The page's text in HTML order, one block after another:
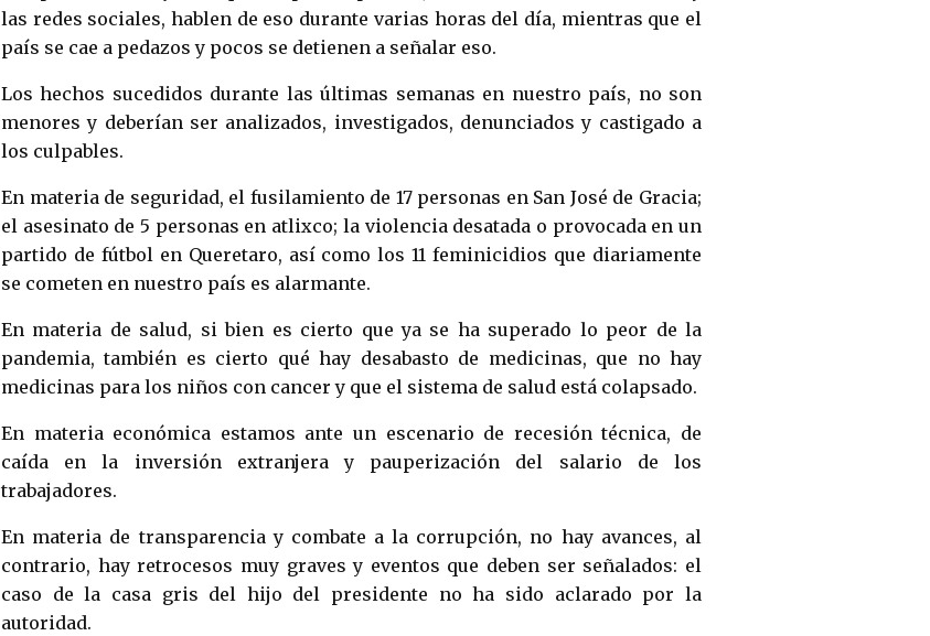
las redes sociales, hablen de eso durante varias horas del día, mientras que el
país se cae a pedazos y pocos se detienen a señalar eso.
Los hechos sucedidos durante las últimas semanas en nuestro país, no son
menores y deberían ser analizados, investigados, denunciados y castigado a
los culpables.
En materia de seguridad, el fusilamiento de 17 personas en San José de Gracia;
el asesinato de 5 personas en atlixco; la violencia desatada o provocada en un
partido de fútbol en Queretaro, así como los 11 feminicidios que diariamente
se cometen en nuestro país es alarmante.
En materia de salud, si bien es cierto que ya se ha superado lo peor de la
pandemia, también es cierto qué hay desabasto de medicinas, que no hay
medicinas para los niños con cancer y que el sistema de salud está colapsado.
En materia económica estamos ante un escenario de recesión técnica, de
caída en la inversión extranjera y pauperización del salario de los
trabajadores.
En materia de transparencia y combate a la corrupción, no hay avances, al
contrario, hay retrocesos muy graves y eventos que deben ser señalados: el
caso de la casa gris del hijo del presidente no ha sido aclarado por la
autoridad.